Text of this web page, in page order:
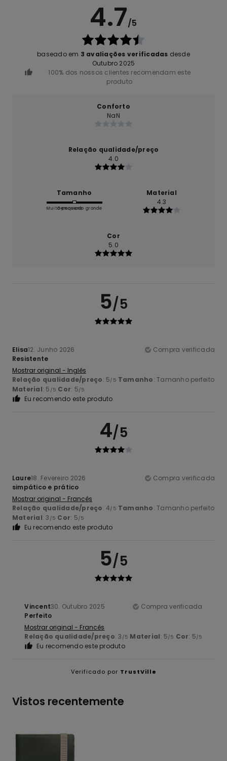
4.7/5
baseado em 3 avaliações verificadas desde
Outubro 2025
100% dos nossos clientes recomendam este
produto
Conforto
NaN
Relação qualidade/preço
4.0
Tamanho
Muito pequeno
Demasiado grande
Material
4.3
Cor
5.0
5/5
Elisa12. Junho 2026
Compra verificada
Resistente
Mostrar original - Inglês
Relação qualidade/preço: 5/5 Tamanho: Tamanho perfeito
Material: 5 /5 Cor: 5/5
Eu recomendo este produto
4/5
Laure18. Fevereiro 2026
Compra verificada
simpático e prático
Mostrar original - Francês
Relação qualidade/preço: 4/5 Tamanho: Tamanho perfeito
Material: 3 /5 Cor: 5/5
Eu recomendo este produto
5/5
Vincent30. Outubro 2025
Compra verificada
Perfeito
Mostrar original - Francês
Relação qualidade/preço: 3 /5 Material: 5/5 Cor: 5/5
Eu recomendo este produto
Verificado por TrustVille
Vistos recentemente